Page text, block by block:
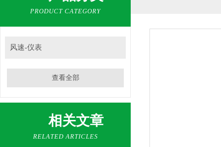
PRODUCT CATEGORY
风速-仪表
查看全部
相关文章
RELATED ARTICLES